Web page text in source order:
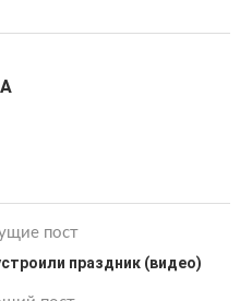
пост
праздник (видео)